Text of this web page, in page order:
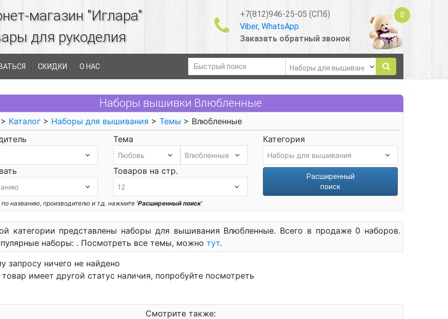
магазин "Иглара"
для рукоделия
+7(812)946-25-05 (СПб)
Viber, WhatsApp
Заказать обратный звонок
0
СКИДКИ О НАС
Наборы вышивки Влюбленные
> Каталог > Наборы для вышивания > Темы > Влюбленные
Тема Категория
Товаров на стр.
Расширенный
поиск
названию, производителю и т.д. нажмите 'Расширенный поиск'
категории представлены наборы для вышивания Влюбленные. Всего в продаже 0 наборов.
наборы: . Посмотреть все темы, можно тут.
запросу ничего не найдено
имеет другой статус наличия, попробуйте посмотреть
Смотрите также: